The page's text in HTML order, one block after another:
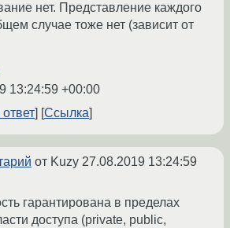
нет. Представление каждого
случае тоже нет (зависит от
13:24:59 +00:00
Ссылка
от Kuzy 27.08.2019 13:24:59
гарантирована в пределах
доступа (private, public,